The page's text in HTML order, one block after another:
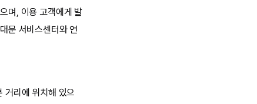
며, 이용 고객에게 발
문 서비스센터와 연
거리에 위치해 있으